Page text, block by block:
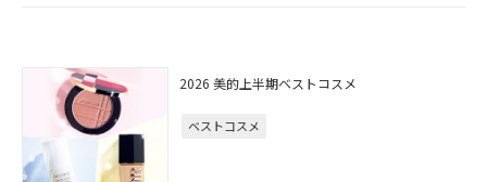
2026 美的上半期ベストコスメ
ベストコスメ